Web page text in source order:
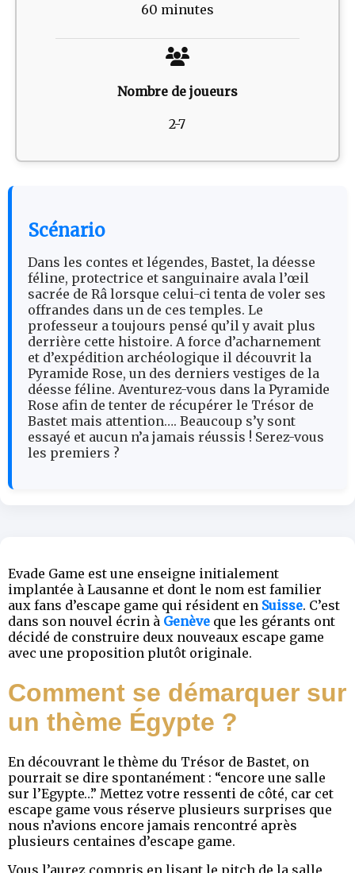
60 minutes
Nombre de joueurs
2-7
Scénario
Dans les contes et légendes, Bastet, la déesse
féline, protectrice et sanguinaire avala l’œil
sacrée de Râ lorsque celui-ci tenta de voler ses
offrandes dans un de ces temples. Le
professeur a toujours pensé qu’il y avait plus
derrière cette histoire. A force d’acharnement
et d’expédition archéologique il découvrit la
Pyramide Rose, un des derniers vestiges de la
déesse féline. Aventurez-vous dans la Pyramide
Rose afin de tenter de récupérer le Trésor de
Bastet mais attention…. Beaucoup s’y sont
essayé et aucun n’a jamais réussis ! Serez-vous
les premiers ?
Evade Game est une enseigne initialement
implantée à Lausanne et dont le nom est familier
aux fans d’escape game qui résident en Suisse. C’est
dans son nouvel écrin à Genève que les gérants ont
décidé de construire deux nouveaux escape game
avec une proposition plutôt originale.
Comment se démarquer sur
un thème Égypte ?
En découvrant le thème du Trésor de Bastet, on
pourrait se dire spontanément : “encore une salle
sur l’Egypte…” Mettez votre ressenti de côté, car cet
escape game vous réserve plusieurs surprises que
nous n’avions encore jamais rencontré après
plusieurs centaines d’escape game.
Vous l’aurez compris en lisant le pitch de la salle,